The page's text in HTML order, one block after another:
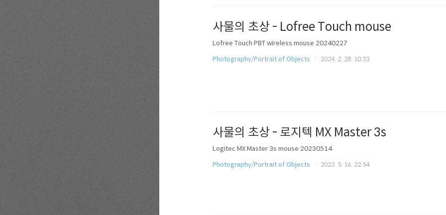
사물의 초상 - Lofree Touch mouse
Lofree Touch PBT wireless mouse 20240227
Photography/Portrait of Objects
2024. 2. 28. 10:33
사물의 초상 - 로지텍 MX Master 3s
Logitec MX Master 3s mouse 20230514
Photography/Portrait of Objects
2023. 5. 16. 22:54